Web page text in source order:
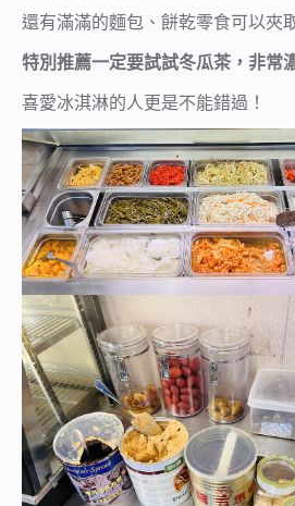
還有滿滿的麵包、餅乾零食可以夾
特別推薦一定要試試冬瓜茶，非常
喜愛冰淇淋的人更是不能錯過！